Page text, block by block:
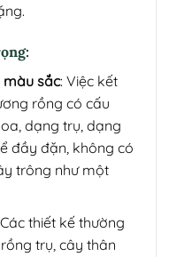
màu sắc: Việc kết
rồng có cấu
dạng trụ, dạng
đầy đặn, không có
trông như một
thiết kế thường
trụ, cây thân